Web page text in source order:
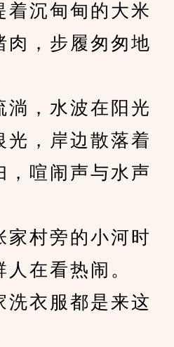
沉甸甸的大米
肉，步履匆匆地
，水波在阳光
光，岸边散落着
，喧闹声与水声
村旁的小河时
在看热闹。
衣服都是来这